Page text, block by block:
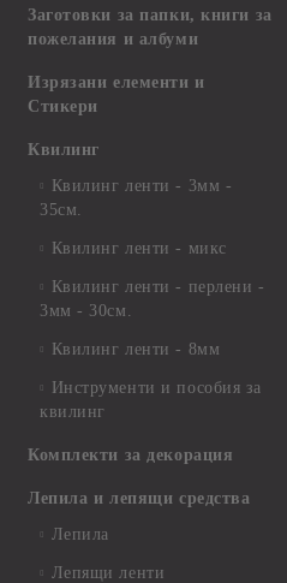
Заготовки за папки, книги за
пожелания и албуми
Изрязани елементи и
Стикери
Квилинг
Квилинг ленти - 3мм -
35см.
Квилинг ленти - микс
Квилинг ленти - перлени -
3мм - 30см.
Квилинг ленти - 8мм
Инструменти и пособия за
квилинг
Комплекти за декорация
Лепила и лепящи средства
Лепила
Лепящи ленти